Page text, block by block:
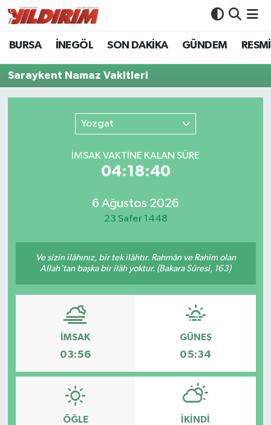
BURSA İNEGÖL SON DAKİKA GÜNDEM
Saraykent Namaz Vakitleri
Yozgat
İMSAK VAKTİNE KALAN SÜRE
04:18:40
6 Ağustos 2026
23 Safer 1448
Ve sizin ilâhınız, bir tek ilâhtır. Rahmân ve Rahîm olan
Allah’tan başka bir ilâh yoktur. (Bakara Sûresi, 163)
İMSAK
03:56
GÜNEŞ
05:34
ÖĞLE İKINDI
BURSA
İNEGÖL
RESMİ İLANLAR
KÖŞE YAZILARI
YAŞAM
SPOR
Bursa Nöbetçi Eczaneler
Bursa Hava Durumu
Süper Lig Puan Durumu ve Fikstür
Tüm Manşetler
Haber Arşivi